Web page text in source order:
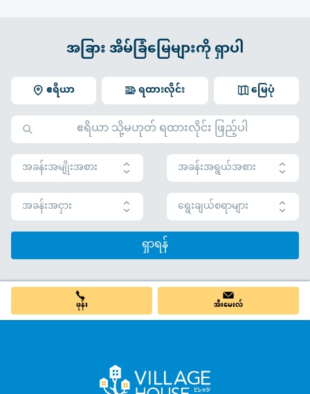
အခြား အိမ်ခြံမြေများကို ရှာပါ
ဧရိယာ မြေပုံ
ရထားလိုင်း
အခန်းအမျိုးအစား
အခန်းအရွယ်အစား
အခန်းအငှား
ရွေးချယ်စရာများ
ရှာရန်
ဖုန်း အီးမေးလ်